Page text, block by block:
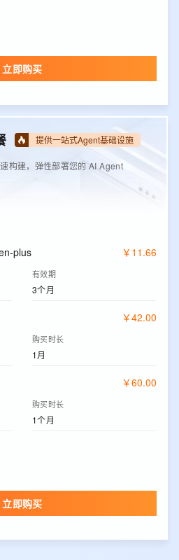
立即购买
提供一站式Agent基础设施
构建，弹性部署您的 AI Agent
plus ￥ 11 .66
有效期
3个月
￥42.00
购买时长
1月
￥60.00
购买时长
1个月
立即购买